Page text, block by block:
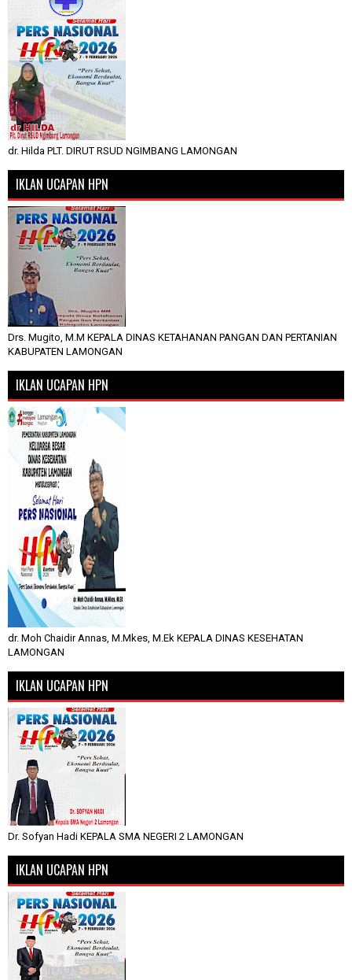
dr. Hilda PLT. DIRUT RSUD NGIMBANG LAMONGAN
IKLAN UCAPAN HPN
Drs. Mugito, M.M KEPALA DINAS KETAHANAN PANGAN DAN PERTANIAN
KABUPATEN LAMONGAN
IKLAN UCAPAN HPN
dr. Moh Chaidir Annas, M.Mkes, M.Ek KEPALA DINAS KESEHATAN
LAMONGAN
IKLAN UCAPAN HPN
Dr. Sofyan Hadi KEPALA SMA NEGERI 2 LAMONGAN
IKLAN UCAPAN HPN